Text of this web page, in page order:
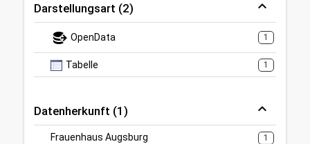
Darstellungsart (2)
OpenData 1
Tabelle 1
Datenherkunft (1)
Frauenhaus Augsburg 1